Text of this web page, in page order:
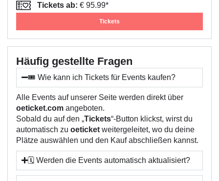
Tickets ab: € 95.99*
Tickets
Häufig gestellte Fragen
🎟️ Wie kann ich Tickets für Events kaufen?
Alle Events auf unserer Seite werden direkt über
oeticket.com angeboten.
Sobald du auf den „Tickets“-Button klickst, wirst du
automatisch zu oeticket weitergeleitet, wo du deine
Plätze auswählen und den Kauf abschließen kannst.
🗓️ Werden die Events automatisch aktualisiert?